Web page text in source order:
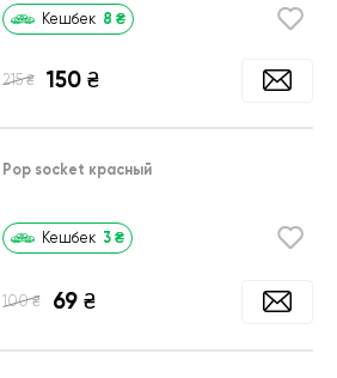
Кешбек 8 ₴
215 ₴ 150 ₴
Pop socket красный
Кешбек 3 ₴
100 ₴ 69 ₴